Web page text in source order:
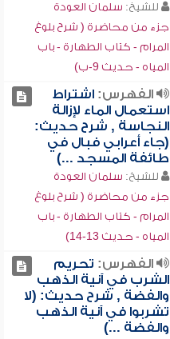
للشيخ: سلمان العودة
جزء من محاضرة ( شرح بلوغ
المرام - كتاب الطهارة - باب
المياه - حديث 9-ب)
الفهرس:اشتراط
استعمال الماء لإزالة
النجاسة , شرح حديث:
(جاء أعرابي فبال في
طائفة المسجد ...)
للشيخ: سلمان العودة
جزء من محاضرة ( شرح بلوغ
المرام - كتاب الطهارة - باب
المياه - حديث 13-14)
الفهرس: تحريم
الشرب في آنية الذهب
والفضة , شرح حديث: (لا
تشربوا في آنية الذهب
والفضة ...)